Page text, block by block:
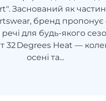
Заснований як
бренд пропонує
речі для будь-якого
32 Degrees Heat —
осені та...